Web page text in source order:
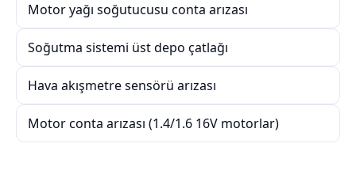
Motor yağı soğutucusu conta arızası
Soğutma sistemi üst depo çatlağı
Hava akışmetre sensörü arızası
Motor conta arızası (1.4/1.6 16V motorlar)